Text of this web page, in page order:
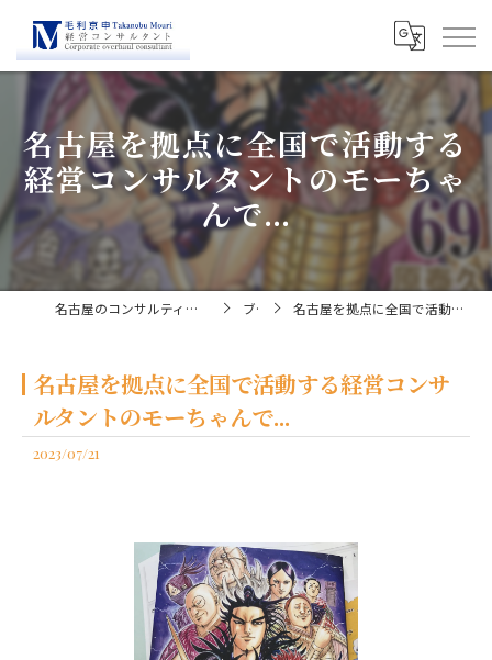
名古屋を拠点に全国で活動する
経営コンサルタントのモーちゃ
んで...
名古屋のコンサルティングなら経営コンサルタント毛利京申 ブログ 名古屋を拠点に全国で活動する経営コンサルタントのモーちゃんで...
名古屋を拠点に全国で活動する経営コンサ
ルタントのモーちゃんで...
2023/07/21